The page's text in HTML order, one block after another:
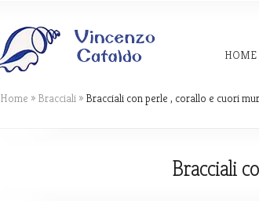
HOME
Home » Bracciali » Bracciali con perle , corallo e cuori
Bracciali